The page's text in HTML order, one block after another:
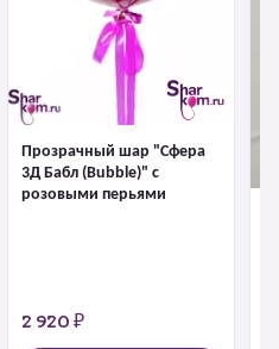
Прозрачный шар "Сфера
3Д Бабл (Bubble)" с
розовыми перьями
2 920 ₽